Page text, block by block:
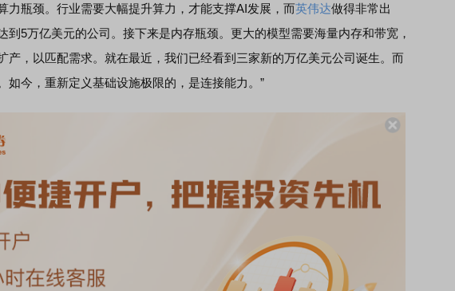
力瓶颈。行业需要大幅提升算力，才能支撑AI发展，而英伟达做得非常出
到5万亿美元的公司。接下来是内存瓶颈。更大的模型需要海量内存和带宽，
产，以匹配需求。就在最近，我们已经看到三家新的万亿美元公司诞生。而
如今，重新定义基础设施极限的，是连接能力。”